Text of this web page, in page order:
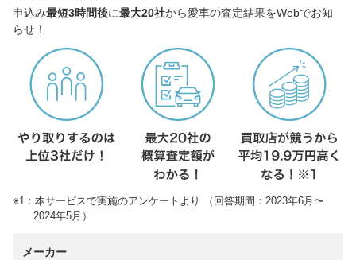
申込み最短3時間後に最大20社から愛車の査定結果をWebでお知
らせ！
※1：本サービスで実施のアンケートより （回答期間：2023年6月〜
2024年5月）
メーカー